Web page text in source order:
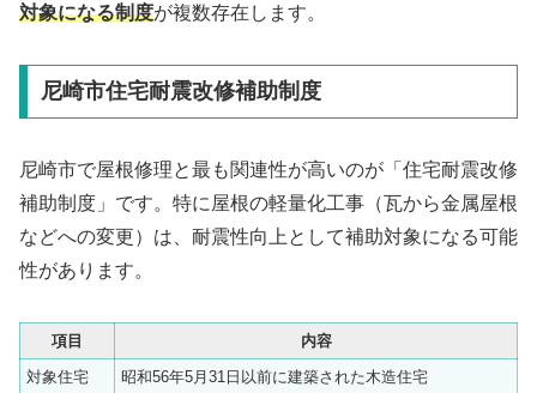
対象になる制度が複数存在します。
尼崎市住宅耐震改修補助制度
尼崎市で屋根修理と最も関連性が高いのが「住宅耐震改修
補助制度」です。特に屋根の軽量化工事（瓦から金属屋根
などへの変更）は、耐震性向上として補助対象になる可能
性があります。
項目
内容
対象住宅
昭和56年5月31日以前に建築された木造住宅